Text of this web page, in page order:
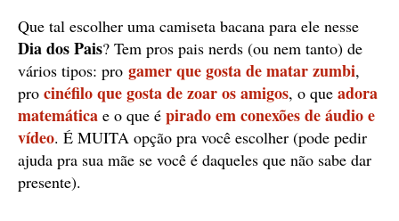
Que tal escolher uma camiseta bacana para ele nesse
Dia dos Pais? Tem pros pais nerds (ou nem tanto) de
vários tipos: pro gamer que gosta de matar zumbi,
pro cinéfilo que gosta de zoar os amigos, o que adora
matemática e o que é pirado em conexões de áudio e
vídeo. É MUITA opção pra você escolher (pode pedir
ajuda pra sua mãe se você é daqueles que não sabe dar
presente).